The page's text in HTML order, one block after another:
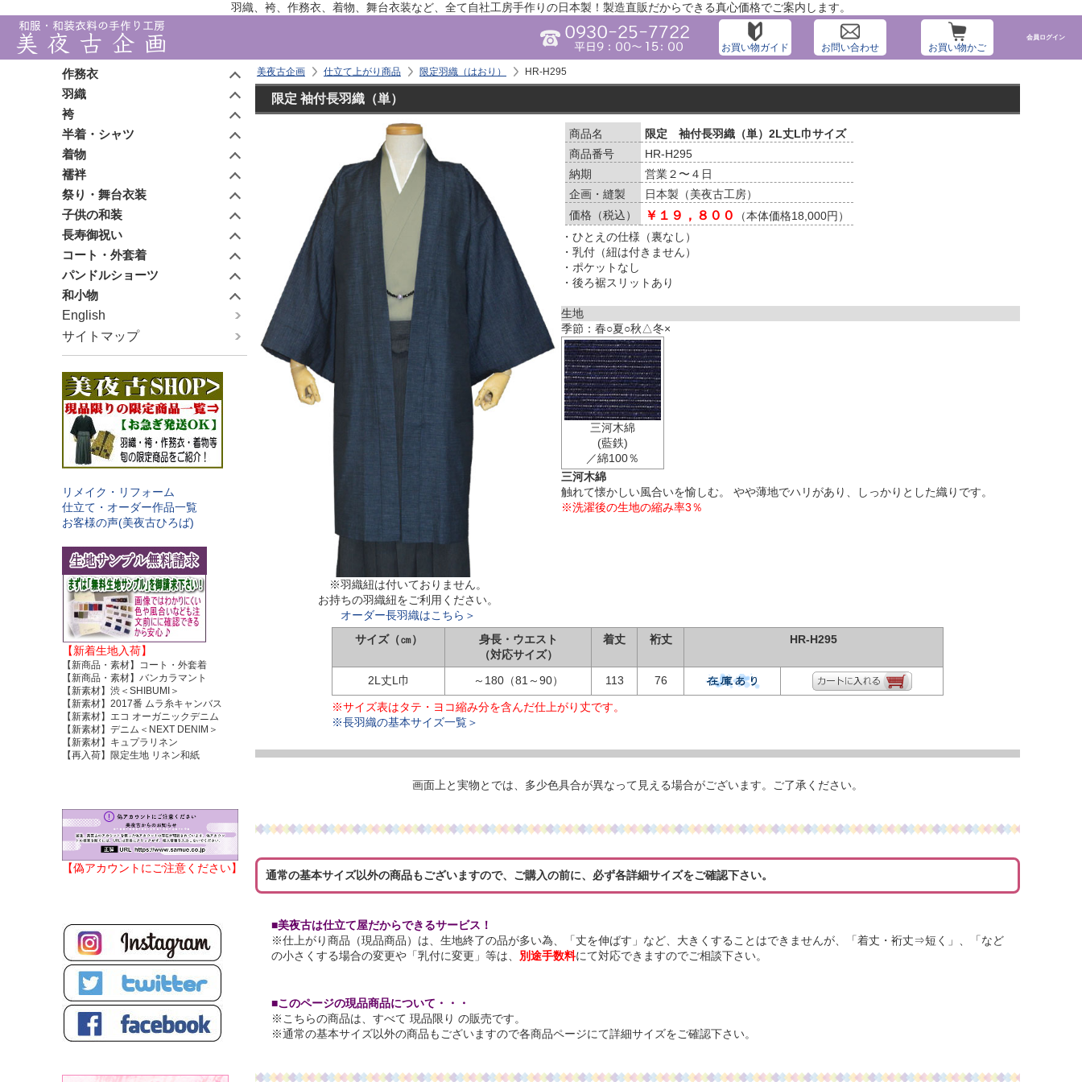
羽織、袴、作務衣、着物、舞台衣装など、全て自社工房手作りの日本製！製造直販だからできる真心価格でご案内します。
会員ログイン
お買い物かご
お問い合わせ
お買い物ガイド
作務衣
羽織
袴
半着・シャツ
着物
襦袢
祭り・舞台衣装
子供の和装
長寿御祝い
コート・外套着
パンドルショーツ
和小物
English
サイトマップ
リメイク・リフォーム
仕立て・オーダー作品一覧
お客様の声(美夜古ひろば)
【新着生地入荷】
【新商品・素材】コート・外套着
【新商品・素材】バンカラマント
【新素材】渋＜SHIBUMI＞
【新素材】2017番 ムラ糸キャンバス
【新素材】エコ オーガニックデニム
【新素材】デニム＜NEXT DENIM＞
【新素材】キュプラリネン
【再入荷】限定生地 リネン和紙
【偽アカウントにご注意ください】
美夜古企画 仕立て上がり商品 限定羽織（はおり） HR-H295
限定 袖付長羽織（単）
※羽織紐は付いておりません。
お持ちの羽織紐をご利用ください。
オーダー長羽織はこちら＞
商品名
限定 袖付長羽織（単）2L丈L巾サイズ
商品番号
HR-H295
納期
営業２〜４日
企画・縫製
日本製（美夜古工房）
価格（税込）
￥１９，８００
（本体価格18,000円）
・ひとえの仕様（裏なし）
・乳付（紐は付きません）
・ポケットなし
・後ろ裾スリットあり
生地
季節：春○夏○秋△冬×
三河木綿
(藍鉄)
／綿100％
三河木綿
触れて懐かしい風合いを愉しむ。 やや薄地でハリがあり、しっかりとした織りです。
※洗濯後の生地の縮み率3％
サイズ（㎝）
身長・ウエスト
（対応サイズ）
着丈 裄丈 HR-H295
2L丈L巾 ～180（81～90） 113 76
※サイズ表はタテ・ヨコ縮み分を含んだ仕上がり丈です。
※長羽織の基本サイズ一覧＞
画面上と実物とでは、多少色具合が異なって見える場合がございます。ご了承ください。
通常の基本サイズ以外の商品もございますので、ご購入の前に、必ず各詳細サイズをご確認下さい。
■美夜古は仕立て屋だからできるサービス！
※仕上がり商品（現品商品）は、生地終了の品が多い為、「丈を伸ばす」など、大きくすることはできませんが、「着丈・裄丈⇒短く」、「など
の小さくする場合の変更や「乳付に変更」等は、 別途手数料にて対応できますのでご相談下さい。
■このページの現品商品について・・・
※こちらの商品は、すべて 現品限り の販売です。
※通常の基本サイズ以外の商品もございますので各商品ページにて詳細サイズをご確認下さい。